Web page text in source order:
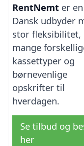
RentNemt er en
Dansk udbyder
stor fleksibilitet,
mange
kassettyper og
børnevenlige
opskrifter til
hverdagen.
Se tilbud og
her